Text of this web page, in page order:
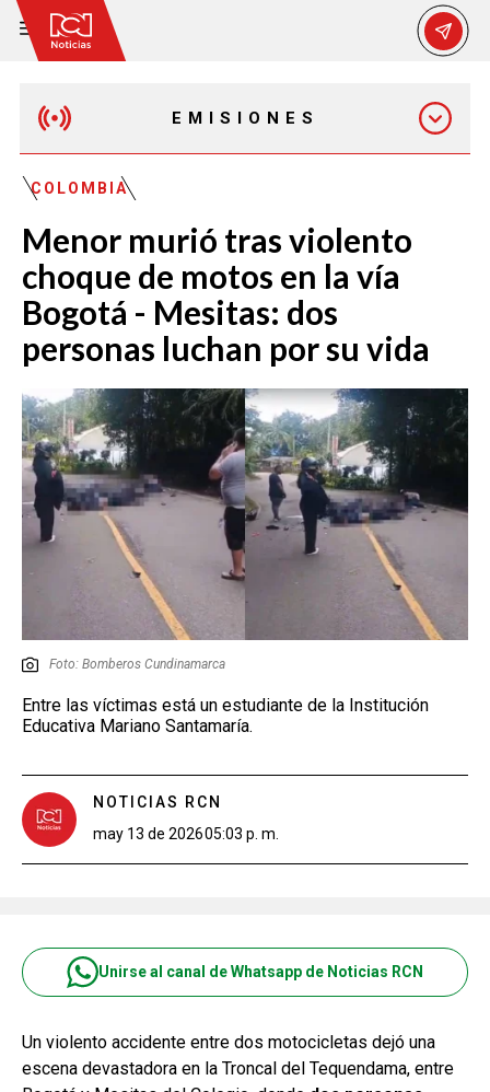
EMISIONES
EMISIÓN 7:00 PM
COLOMBIA
Menor murió tras violento
choque de motos en la vía
Bogotá - Mesitas: dos
personas luchan por su vida
Foto: Bomberos Cundinamarca
Entre las víctimas está un estudiante de la Institución
Educativa Mariano Santamaría.
NOTICIAS RCN
may 13 de 202605:03 p. m.
Unirse al canal de Whatsapp de Noticias RCN
Un violento accidente entre dos motocicletas dejó una
escena devastadora en la Troncal del Tequendama, entre